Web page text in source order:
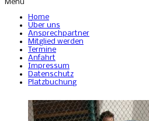
Menü
Home
Über uns
Ansprechpartner
Mitglied werden
Termine
Anfahrt
Impressum
Datenschutz
Platzbuchung